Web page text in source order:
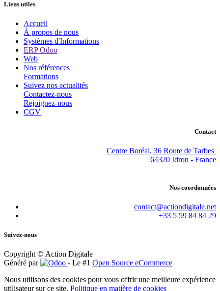
Liens utiles
Accueil
À propos de nous
Systèmes d'Informations
ERP Odoo
Web
Nos références
Formations
Suivez nos actualités
Contactez-nous
Rejoignez-nous
CGV
Contact
Centre Boréal, 36 Route de Tarbes
64320 Idron - France
Nos coordonnées
contact@actiondigitale.net
+33 5 59 84 84 29
Suivez-nous
Copyright © Action Digitale
Généré par
- Le #1 Open Source eCommerce
Nous utilisons des cookies pour vous offrir une meilleure expérience
utilisateur sur ce site. Politique en matière de cookies